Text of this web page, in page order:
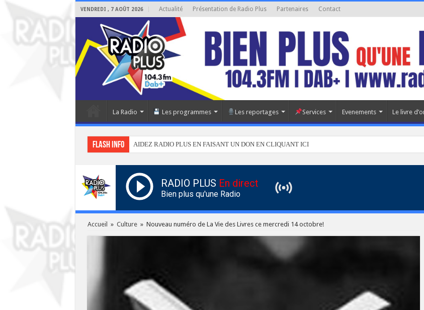
VENDREDI , 7 AOÛT 2026 Actualité Présentation de Radio Plus Partenaires Contact
La Radio Les programmes Les reportages Services Evenements Le livre
Flash info AIDEZ RADIO PLUS EN FAISANT UN DON EN CLIQUANT ICI
RADIO PLUS En direct
Bien plus qu'une Radio
Accueil » Culture » Nouveau numéro de La Vie des Livres ce mercredi 14 octobre!